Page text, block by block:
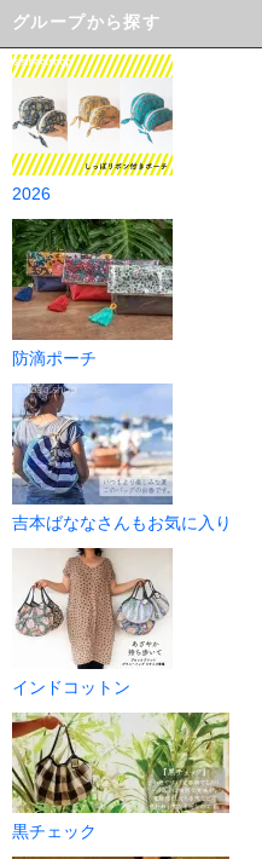
グループから探す
2026
防滴ポーチ
吉本ばななさんもお気に入り
インドコットン
黒チェック